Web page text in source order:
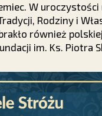
W
Rodziny i
również
im. Ks. Piotra